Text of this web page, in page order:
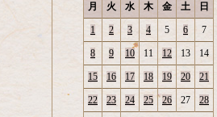
月 火 水 木 金 土 日
1 2 3 4 5 6 7
8 9 10 11 12 13 14
15 16 17 18 19 20 21
22 23 24 25 26 27 28